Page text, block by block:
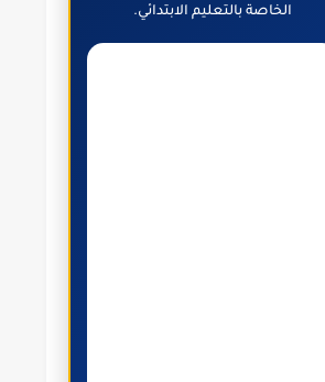
الخاصة بالتعليم الابتدائي.